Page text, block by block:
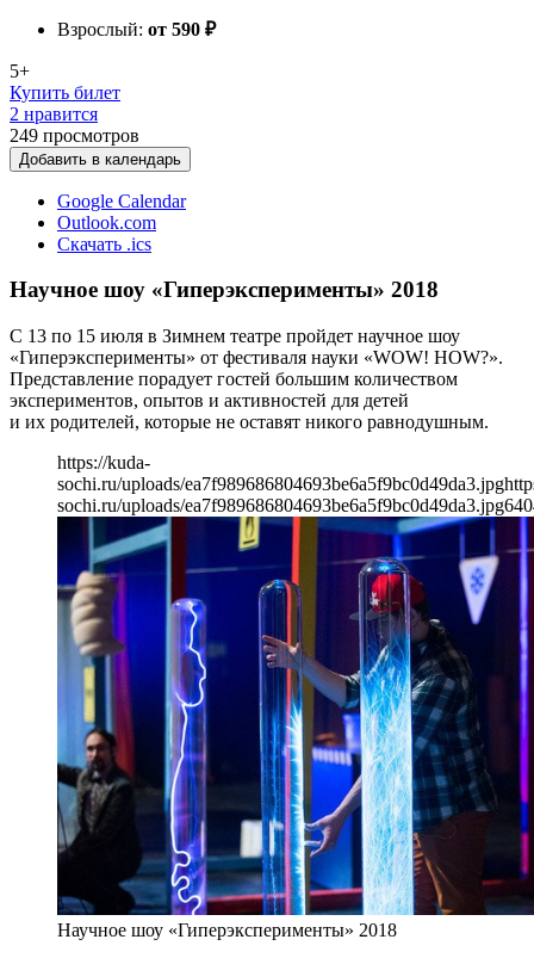
Взрослый: от 590 ₽
5+
Купить билет
2 нравится
249 просмотров
Добавить в календарь
Google Calendar
Outlook.com
Скачать .ics
Научное шоу «Гиперэксперименты» 2018
С 13 по 15 июля в Зимнем театре пройдет научное шоу
«Гиперэксперименты» от фестиваля науки «WOW! HOW?».
Представление порадует гостей большим количеством
экспериментов, опытов и активностей для детей
и их родителей, которые не оставят никого равнодушным.
https://kuda-
sochi.ru/uploads/ea7f989686804693be6a5f9bc0d49da3.jpg
sochi.ru/uploads/ea7f989686804693be6a5f9bc0d49da3.jpg640
Научное шоу «Гиперэксперименты» 2018